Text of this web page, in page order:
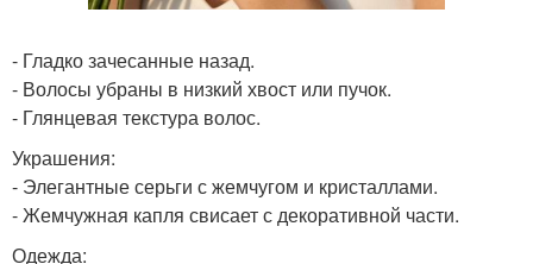
- Гладко зачесанные назад.
- Волосы убраны в низкий хвост или пучок.
- Глянцевая текстура волос.
Украшения:
- Элегантные серьги с жемчугом и кристаллами.
- Жемчужная капля свисает с декоративной части.
Одежда: